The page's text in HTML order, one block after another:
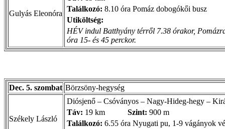
Gulyás Eleonóra
Találkozó: 8.10 óra Pomáz dobogókői busz
Utiköltség:
HÉV indul Batthyány térről 7.38 órakor,
óra 15- és 45 perckor.
Dec. 5. szombat Börzsöny-hegység
Székely László
Diósjenő – Csóványos – Nagy-Hideg-hegy –
Táv: 19 km Szint: 900 m
Találkozó: 6.55 óra Nyugati pu, 1-9 vágányok